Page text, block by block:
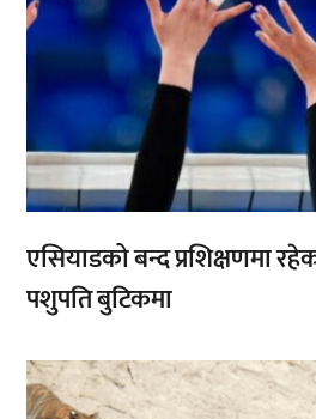
एसियाडको बन्द प्रशिक्षणमा
पशुपति बुटिकमा